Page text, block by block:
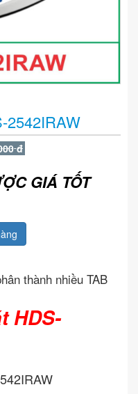
2542IRAW
đ
GIÁ TỐT
thành nhiều TAB
HDS-